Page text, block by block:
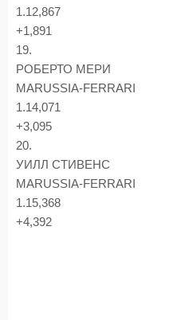
1.12,867
+1,891
19.
РОБЕРТО МЕРИ
MARUSSIA-FERRARI
1.14,071
+3,095
20.
УИЛЛ СТИВЕНС
MARUSSIA-FERRARI
1.15,368
+4,392